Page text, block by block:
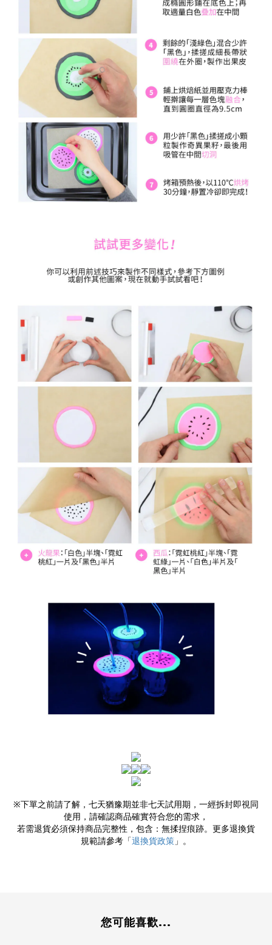
※下單之前請了解，七天猶豫期並非七天試用期，一經拆封即視同
使用，請確認商品確實符合您的需求，
若需退貨必須保持商品完整性，包含：無揉捏痕跡。更多退換貨
規範請參考「退換貨政策 」。
您可能喜歡...